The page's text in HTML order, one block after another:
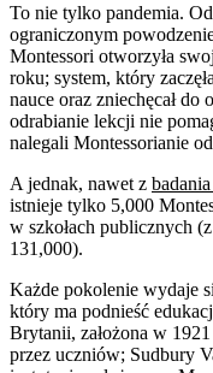
To nie tylko pandemia.
ograniczonym
Montessori otworzyła
roku; system, który
nauce oraz zniechęcał
odrabianie lekcji nie
nalegali Montessorianie
A jednak, nawet z
istnieje tylko 5,000
w szkołach publicznych
131,000).
Każde pokolenie wydaje
który ma podnieść
Brytanii, założona w
przez uczniów; Sudbury